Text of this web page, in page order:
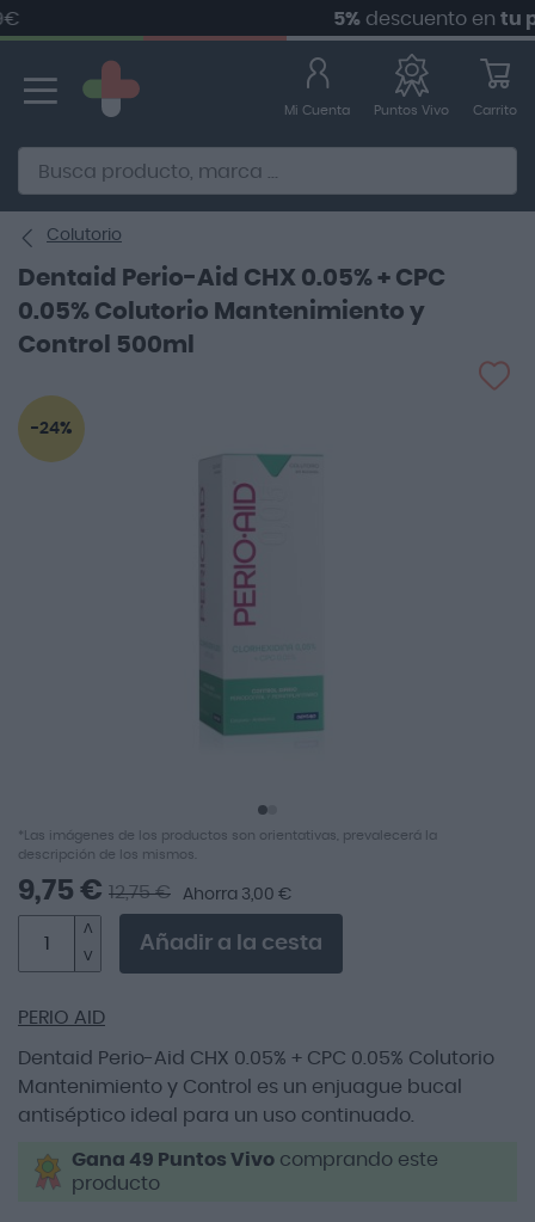
descuento entu
contenido
Alternative to Doofinder Ecommerce Search
Mi Cuenta Puntos Vivo Carrito
Colutorio
Dentaid Perio-Aid CHX 0.05% + CPC
0.05% Colutorio Mantenimiento y
Control 500ml
-24%
Saltar
final
al
de
la
de
*Las imágenes de los productos son orientativas, prevalecerá la
descripción de los mismos.
PERIO AID
Dentaid Perio-Aid CHX 0.05% + CPC 0.05% Colutorio
Mantenimiento y Control es un enjuague bucal
antiséptico ideal para un uso continuado.
Gana 49 Puntos Vivo comprando este
producto
9,75 € 12,75 € Ahorra 3,00 €
Añadir a la cesta